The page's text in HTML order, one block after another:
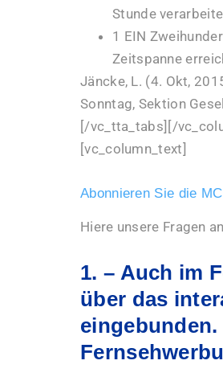
Stunde
1 EIN
Zeitspanne
Jäncke, L. (4. Okt,
Sonntag, Sektion
[/vc_tta_tabs][/
[vc_column_text]
Abonnieren Sie die
Hiere unsere Fragen
1. – Auch im
über das